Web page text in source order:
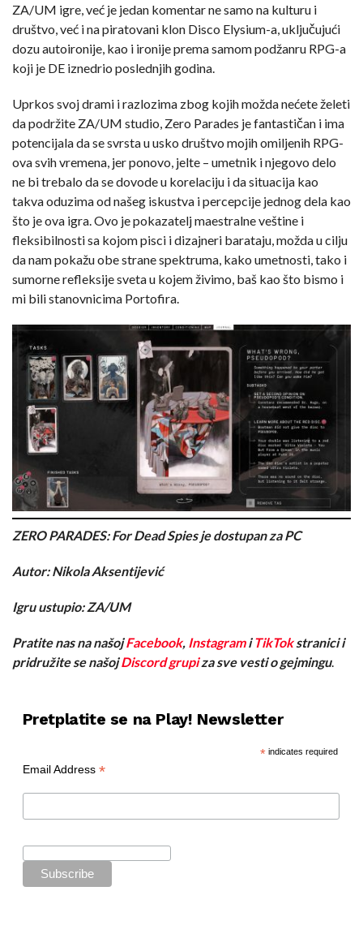
ZA/UM igre, već je jedan komentar ne samo na kulturu i
društvo, već i na piratovani klon Disco Elysium-a, uključujući
dozu autoironije, kao i ironije prema samom podžanru RPG-a
koji je DE iznedrio poslednjih godina.
Uprkos svoj drami i razlozima zbog kojih možda nećete želeti
da podržite ZA/UM studio, Zero Parades je fantastičan i ima
potencijala da se svrsta u usko društvo mojih omiljenih RPG-
ova svih vremena, jer ponovo, jelte – umetnik i njegovo delo
ne bi trebalo da se dovode u korelaciju i da situacija kao
takva oduzima od našeg iskustva i percepcije jednog dela kao
što je ova igra. Ovo je pokazatelj maestralne veštine i
fleksibilnosti sa kojom pisci i dizajneri barataju, možda u cilju
da nam pokažu obe strane spektruma, kako umetnosti, tako i
sumorne refleksije sveta u kojem živimo, baš kao što bismo i
mi bili stanovnicima Portofira.
ZERO PARADES: For Dead Spies je dostupan za PC
Autor: Nikola Aksentijević
Igru ustupio: ZA/UM
Pratite nas na našojFacebook, InstagramiTikTokstranici i
pridružite se našojDiscord grupiza sve vesti o gejmingu.
Pretplatite se na Play! Newsletter
*indicates required
Email Address *